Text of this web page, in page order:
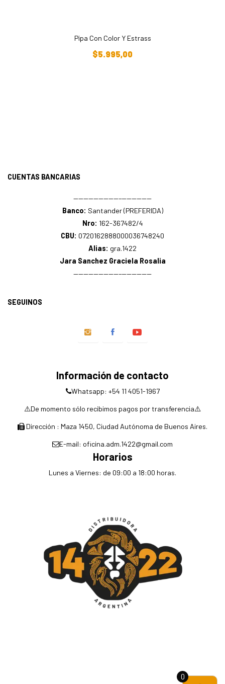
Pipa Con Color Y Estrass
$5.995,00
CUENTAS BANCARIAS
—————————–——————
Banco: Santander (PREFERIDA)
Nro: 162-367482/4
CBU: 0720162888000036748240
Alias: gra.1422
Jara Sanchez Graciela Rosalia
—————————–——————
SEGUINOS
Información de contacto
Whatsapp: +54 11 4051-1967
⚠️De momento sólo recibimos pagos por transferencia⚠️
Dirección : Maza 1450, Ciudad Autónoma de Buenos Aires.
E-mail: oficina.adm.1422@gmail.com
Horarios
Lunes a Viernes: de 09:00 a 18:00 horas.
0